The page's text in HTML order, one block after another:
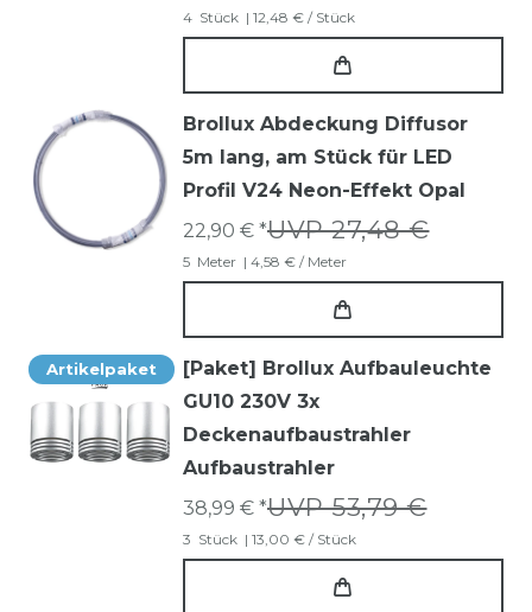
4 Stück | 12,48 € / Stück
Brollux Abdeckung Diffusor
5m lang, am Stück für LED
Profil V24 Neon-Effekt Opal
UVP 27,48 €
22,90 € *
5 Meter | 4,58 € / Meter
Artikelpaket
[Paket] Brollux Aufbauleuchte
GU10 230V 3x
Deckenaufbaustrahler
Aufbaustrahler
UVP 53,79 €
38,99 € *
3 Stück | 13,00 € / Stück